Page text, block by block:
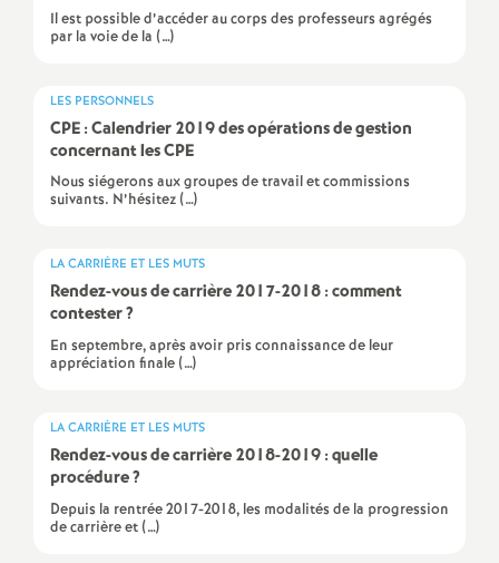
g
e
m
n
t
Il est possible d’accéder au corps des professeurs agrégés
par la voie de la (…)
LES PERSONNELS
CPE: Calendrier 2019 des opérations de gestion
concernant lesCPE
Nous siégerons aux groupes de travail et commissions
suivants. N’hésitez (…)
LA CARRIÈRE ET LES MUTS
Rendez-vous de carrière 2017-2018 : comment
contester?
En septembre, après avoir pris connaissance de leur
appréciation finale (…)
LA CARRIÈRE ET LES MUTS
Rendez-vous de carrière 2018-2019 : quelle
procédure?
Depuis la rentrée 2017-2018, les modalités de la progression
de carrière et (…)